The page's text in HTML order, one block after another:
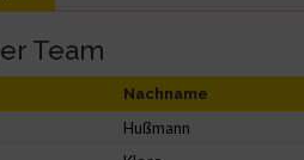
Team
Nachname
Hußmann